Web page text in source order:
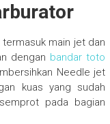
main jet dan
dengan bandar toto
Needle jet
kuas yang sudah
pada bagian